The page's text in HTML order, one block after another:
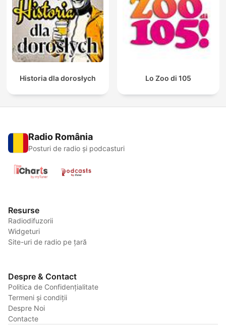
Historia dla dorosłych Lo Zoo di 105
Radio România
Posturi de radio și podcasturi
Resurse
Radiodifuzorii
Widgeturi
Site-uri de radio pe țară
Despre & Contact
Politica de Confidențialitate
Termeni și condiții
Despre Noi
Contacte